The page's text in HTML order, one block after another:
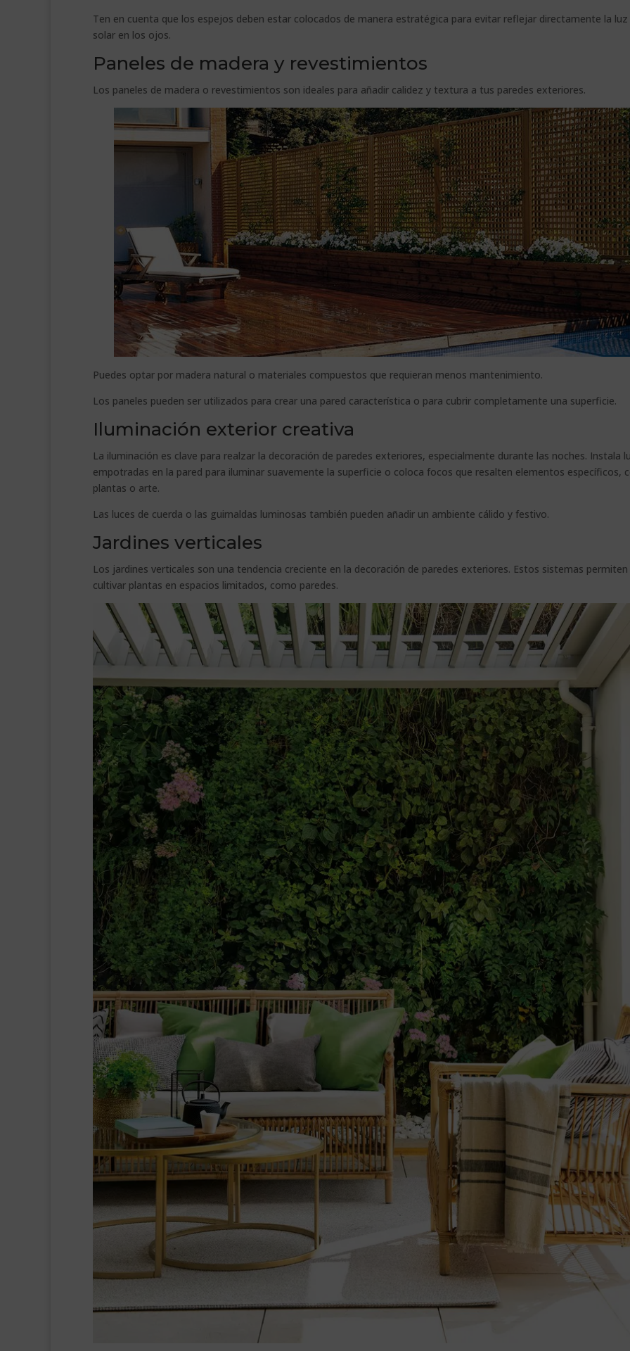
Ten en cuenta que los espejos deben estar colocados de manera estratégica para evitar reflejar directamente la luz
solar en los ojos.
Paneles de madera y revestimientos
Los paneles de madera o revestimientos son ideales para añadir calidez y textura a tus paredes exteriores.
Puedes optar por madera natural o materiales compuestos que requieran menos mantenimiento.
Los paneles pueden ser utilizados para crear una pared característica o para cubrir completamente una superficie.
Iluminación exterior creativa
La iluminación es clave para realzar la decoración de paredes exteriores, especialmente durante las noches. Instala
empotradas en la pared para iluminar suavemente la superficie o coloca focos que resalten elementos específicos,
plantas o arte.
Las luces de cuerda o las guirnaldas luminosas también pueden añadir un ambiente cálido y festivo.
Jardines verticales
Los jardines verticales son una tendencia creciente en la decoración de paredes exteriores. Estos sistemas permiten
cultivar plantas en espacios limitados, como paredes.